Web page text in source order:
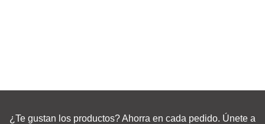
¿Te gustan los productos? Ahorra en cada pedido. Únete a